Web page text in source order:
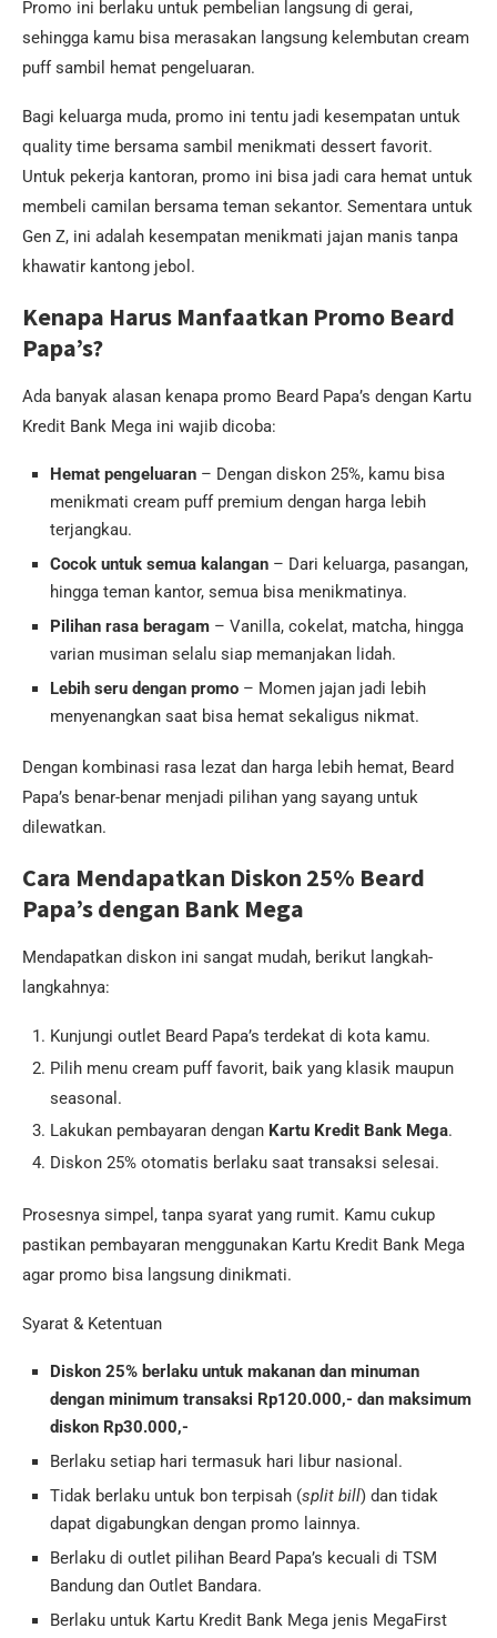
Promo ini berlaku untuk pembelian langsung di gerai,
sehingga kamu bisa merasakan langsung kelembutan cream
puff sambil hemat pengeluaran.
Bagi keluarga muda, promo ini tentu jadi kesempatan untuk
quality time bersama sambil menikmati dessert favorit.
Untuk pekerja kantoran, promo ini bisa jadi cara hemat untuk
membeli camilan bersama teman sekantor. Sementara untuk
Gen Z, ini adalah kesempatan menikmati jajan manis tanpa
khawatir kantong jebol.
Kenapa Harus Manfaatkan Promo Beard
Papa’s?
Ada banyak alasan kenapa promo Beard Papa’s dengan Kartu
Kredit Bank Mega ini wajib dicoba:
Hemat pengeluaran – Dengan diskon 25%, kamu bisa
menikmati cream puff premium dengan harga lebih
terjangkau.
Cocok untuk semua kalangan – Dari keluarga, pasangan,
hingga teman kantor, semua bisa menikmatinya.
Pilihan rasa beragam – Vanilla, cokelat, matcha, hingga
varian musiman selalu siap memanjakan lidah.
Lebih seru dengan promo – Momen jajan jadi lebih
menyenangkan saat bisa hemat sekaligus nikmat.
Dengan kombinasi rasa lezat dan harga lebih hemat, Beard
Papa’s benar-benar menjadi pilihan yang sayang untuk
dilewatkan.
Cara Mendapatkan Diskon 25% Beard
Papa’s dengan Bank Mega
Mendapatkan diskon ini sangat mudah, berikut langkah-
langkahnya:
Kunjungi outlet Beard Papa’s terdekat di kota kamu.
Pilih menu cream puff favorit, baik yang klasik maupun
seasonal.
Lakukan pembayaran dengan Kartu Kredit Bank Mega.
Diskon 25% otomatis berlaku saat transaksi selesai.
Prosesnya simpel, tanpa syarat yang rumit. Kamu cukup
pastikan pembayaran menggunakan Kartu Kredit Bank Mega
agar promo bisa langsung dinikmati.
Syarat & Ketentuan
Diskon 25% berlaku untuk makanan dan minuman
dengan minimum transaksi Rp120.000,- dan maksimum
diskon Rp30.000,-
Berlaku setiap hari termasuk hari libur nasional.
Tidak berlaku untuk bon terpisah (split bill) dan tidak
dapat digabungkan dengan promo lainnya.
Berlaku di outlet pilihan Beard Papa’s kecuali di TSM
Bandung dan Outlet Bandara.
Berlaku untuk Kartu Kredit Bank Mega jenis MegaFirst